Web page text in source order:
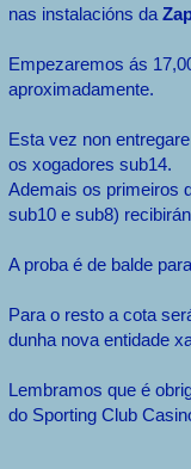
nas instalacións da
Empezaremos ás
aproximadamente.
Esta vez non
os xogadores sub14.
Ademais os primeiros
sub10 e sub8)
A proba é de balde
Para o resto a cota
dunha nova entidade
Lembramos que é
do Sporting Club